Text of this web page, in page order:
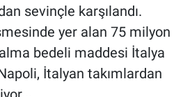
sevinçle karşılandı.
yer alan 75 milyon
bedeli maddesi İtalya
İtalyan takımlardan